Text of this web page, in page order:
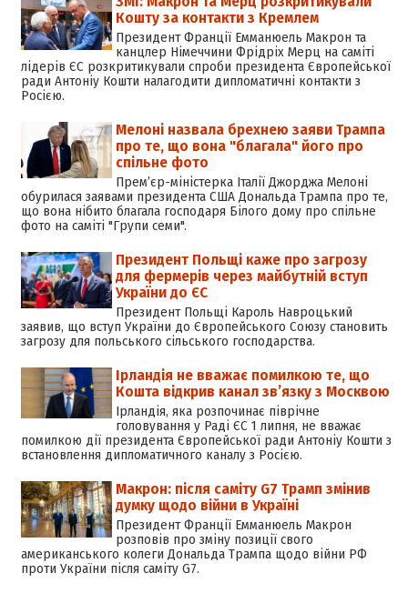
Кошту за контакти з Кремлем
Президент Франції Емманюель Макрон та
канцлер Німеччини Фрідріх Мерц на саміті
лідерів ЄС розкритикували спроби президента Європейської
ради Антоніу Кошти налагодити дипломатичні контакти з
Росією.
Мелоні назвала брехнею заяви Трампа
про те, що вона "благала" його про
спільне фото
Прем’єр-міністерка Італії Джорджа Мелоні
обурилася заявами президента США Дональда Трампа про те,
що вона нібито благала господаря Білого дому про спільне
фото на саміті "Групи семи".
Президент Польщі каже про загрозу
для фермерів через майбутній вступ
України до ЄС
Президент Польщі Кароль Навроцький
заявив, що вступ України до Європейського Союзу становить
загрозу для польського сільського господарства.
Ірландія не вважає помилкою те, що
Кошта відкрив канал звʼязку з Москвою
Ірландія, яка розпочинає піврічне
головування у Раді ЄС 1 липня, не вважає
помилкою дії президента Європейської ради Антоніу Кошти з
встановлення дипломатичного каналу з Росією.
Макрон: після саміту G7 Трамп змінив
думку щодо війни в Україні
Президент Франції Емманюель Макрон
розповів про зміну позиції свого
американського колеги Дональда Трампа щодо війни РФ
проти України після саміту G7.